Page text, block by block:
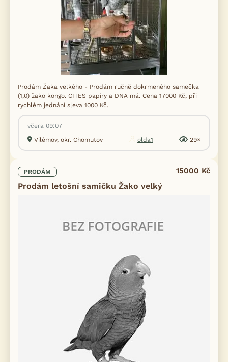
Prodám Žaka velkého - Prodám ručně dokrmeného samečka
(1,0) žako kongo. CITES papíry a DNA má. Cena 17000 Kč, při
rychlém jednání sleva 1000 Kč.
včera 09:07
Vilémov, okr. Chomutov
olda1 29×
PRODÁM
Prodám letošní samičku Žako velký
15000 Kč